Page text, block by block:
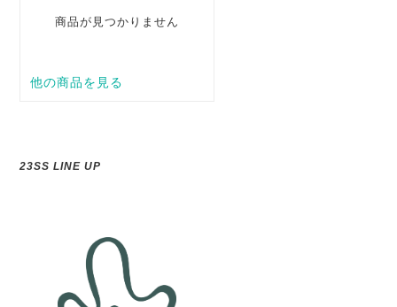
23SS LINE UP